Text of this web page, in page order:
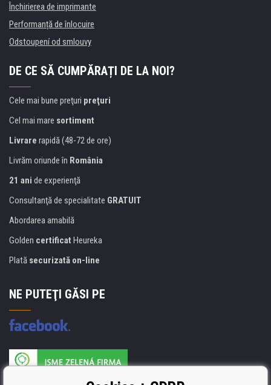
Închirierea de imprimante
Performanță de înlocuire
Odstoupení od smlouvy
DE CE SĂ CUMPĂRAȚI DE LA NOI?
Cele mai bune preţuri preţuri
Cel mai mare sortiment
Livrare rapidă (48-72 de ore)
Livrăm oriunde în România
21 ani de experienţă
Consultanţă de specialitate GRATUIT
Abordarea amabilă
Golden certificat Heureka
Plată securizată on-line
NE PUTEŢI GĂSI PE
Producătorul umpluturii de rezervă este certificat